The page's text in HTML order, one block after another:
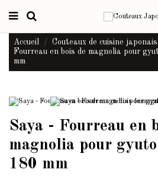
Accueil Couteaux de cuisine japonais
Fourreau en bois de magnolia pour
mm
Saya - Fourreau en
magnolia pour
180 mm